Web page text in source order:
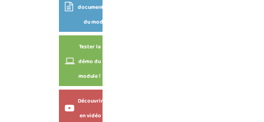
documentation
du module
Tester la
démo du
module !
Découvrir
en vidéo